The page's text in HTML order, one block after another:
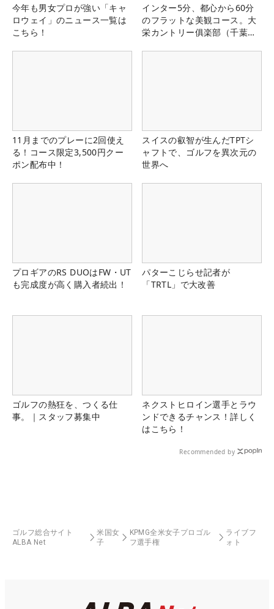
今年も男女プロが強い「キャ
ロウェイ」のニュース一覧は
こちら！
インター5分、都心から60分
のフラットな美観コース。大
栄カントリー俱楽部（千葉
11月までのプレーに2回使え
る！コース限定3,500円クー
ポン配布中！
スイスの叡智が生んだTPTシ
ャフトで、ゴルフを異次元の
世界へ
プロギアのRS DUOはFW・UT
も完成度が高く購入者続出！
パターこじらせ記者が
「TRTL」で大改善
ゴルフの熱狂を、つくる仕
事。｜スタッフ募集中
ネクストヒロイン選手とラウ
ンドできるチャンス！詳しく
はこちら！
Recommended by
ゴルフ総合サイト
ALBA Net
米国女
子
KPMG全米女子プロゴル
フ選手権
ライブフ
ォト